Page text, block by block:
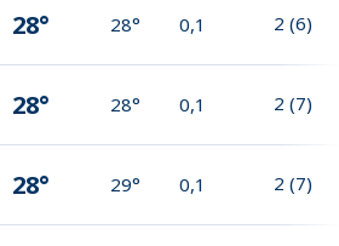
28° 28° 0,1 2 (6)
28° 28° 0,1 2 (7)
28° 29° 0,1 2 (7)